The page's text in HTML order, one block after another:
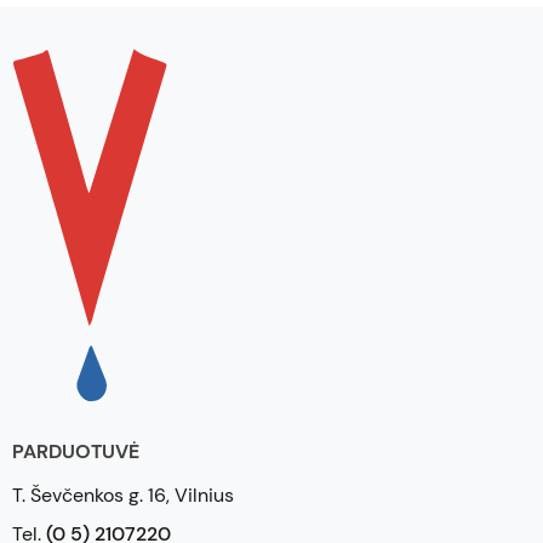
PARDUOTUVĖ
T. Ševčenkos g. 16, Vilnius
Tel.(0 5) 2107220